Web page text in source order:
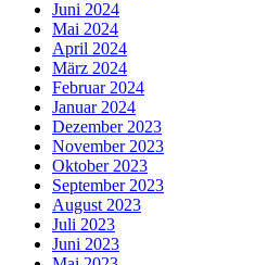
Juni 2024
Mai 2024
April 2024
März 2024
Februar 2024
Januar 2024
Dezember 2023
November 2023
Oktober 2023
September 2023
August 2023
Juli 2023
Juni 2023